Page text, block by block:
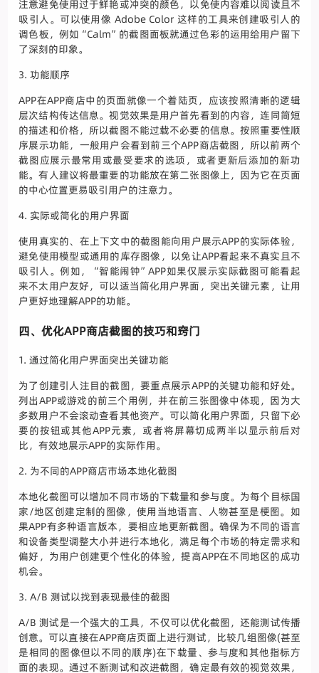
注意避免使用过于鲜艳或冲突的颜色，以免使内容难以阅读且不
吸引人。可以使用像 Adobe Color 这样的工具来创建吸引人的
调色板，例如“Calm”的截图面板就通过色彩的运用给用户留下
了深刻的印象。
3. 功能顺序
APP在APP商店中的页面就像一个着陆页，应该按照清晰的逻辑
层次结构传达信息。视觉效果是用户首先看到的内容，连同简短
的描述和价格，所以截图不能过载不必要的信息。按照重要性顺
序展示功能，一般用户会看到前三个APP商店截图，所以前两个
截图应展示最常用或最受要求的选项，或者更新后添加的新功
能。有人建议将最重要的功能放在第二张图像上，因为它在页面
的中心位置更易吸引用户的注意力。
4. 实际或简化的用户界面
使用真实的、在上下文中的截图能向用户展示APP的实际体验，
避免使用模型或通用的库存图像，以免让APP看起来不真实且不
吸引人。例如，“智能闹钟”APP如果仅展示实际截图可能看起
来不太用户友好，可以适当简化用户界面，突出关键元素，让用
户更好地理解APP的功能。
四、优化APP商店截图的技巧和窍门
1. 通过简化用户界面突出关键功能
为了创建引人注目的截图，要重点展示APP的关键功能和好处。
列出APP或游戏的前三个用例，并在前三张图像中体现，因为大
多数用户不会滚动查看其他资产。可以简化用户界面，只留下必
要的按钮或其他APP元素，或者将屏幕切成两半以显示前后对
比，有效地展示APP的实际作用。
2. 为不同的APP商店市场本地化截图
本地化截图可以增加不同市场的下载量和参与度。为每个目标国
家/地区创建定制的图像，使用当地语言、人物甚至是梗图。如
果APP有多种语言版本，要相应地更新截图。确保为不同的语言
和设备类型调整大小并进行本地化，满足每个市场的特定需求和
偏好，为用户创建更个性化的体验，提高APP在不同地区的成功
机会。
3. A/B 测试以找到表现最佳的截图
A/B 测试是一个强大的工具，不仅可以优化截图，还能测试传播
创意。可以直接在APP商店页面上进行测试，比较几组图像(甚至
是相同的图像但以不同的顺序)在下载量、参与度和其他指标方
面的表现。通过不断测试和改进截图，确定最有效的视觉效果，